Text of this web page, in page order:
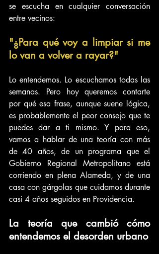
se escucha en cualquier conversación
entre vecinos:
"¿Para qué voy a limpiar si me
lo van a volver a rayar?"
Lo entendemos. Lo escuchamos todas las
semanas. Pero hoy queremos contarte
por qué esa frase, aunque suene lógica,
es probablemente el peor consejo que te
puedes dar a ti mismo. Y para eso,
vamos a hablar de una teoría con más
de 40 años, de un programa que el
Gobierno Regional Metropolitano está
corriendo en plena Alameda, y de una
casa con gárgolas que cuidamos durante
casi 4 años seguidos en Providencia.
La teoría que cambió cómo
entendemos el desorden urbano